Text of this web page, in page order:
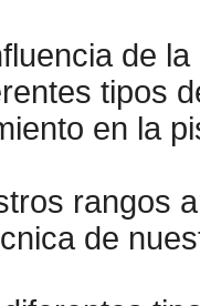
de
tipos
en la
rangos
de